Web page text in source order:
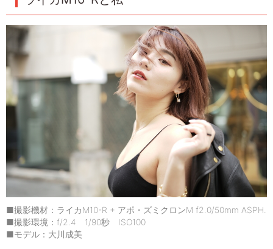
■撮影機材：ライカM10-R + アポ・ズミクロンM f2.0/50mm ASPH.
■撮影環境：f/2.4 1/90秒 ISO100
■モデル：大川成美